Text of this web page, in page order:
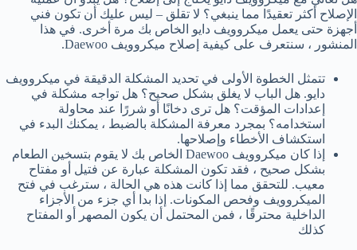
الإصلاح أكثر تعقيدًا مما ينبغي؟ لا تقلق – ليس عليك أن تكون فني
أجهزة حتى يعمل ميكروويف دايو الخاص بك مرة أخرى. في هذا
المنشور ، سنتعرف على كيفية إصلاح ميكروويف Daewoo.
تتمثل الخطوة الأولى في تحديد المشكلة الدقيقة في ميكروويف
دايو. هل الباب لا يغلق بشكل صحيح؟ هل تواجه مشكلة في
إعدادات المؤقت؟ هل ترى دخانًا أو شررًا عند محاولة
استخدامه؟ بمجرد معرفة المشكلة بالضبط ، يمكنك البدء في
استكشاف الأخطاء وإصلاحها.
إذا كان ميكروويف Daewoo الخاص بك لا يقوم بتسخين الطعام
بشكل صحيح ، فقد تكون المشكلة عبارة عن فتيل أو مفتاح
معيب. للتحقق مما إذا كانت هذه هي الحالة ، سترغب في فتح
الميكروويف وفحص المكونات. إذا بدا أي جزء من الأجزاء
الداخلية محترقًا ، فمن المحتمل أن يكون المصهر أو المفتاح
كذلك